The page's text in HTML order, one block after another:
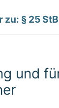
zu: § 25
und